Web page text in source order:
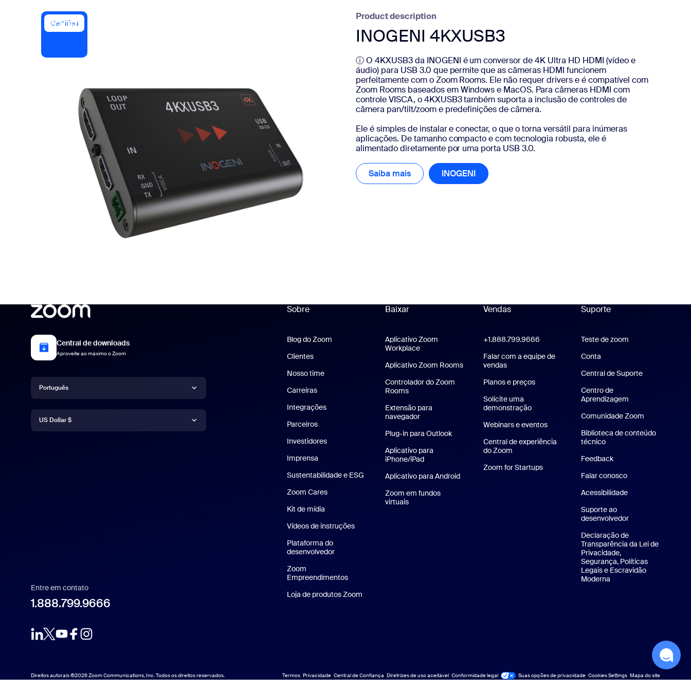
Central de downloads
Certified
Product description
INOGENI 4KXUSB3
ⓘ O 4KXUSB3 da INOGENI é um conversor de 4K Ultra HD HDMI (vídeo e
áudio) para USB 3.0 que permite que as câmeras HDMI funcionem
perfeitamente com o Zoom Rooms. Ele não requer drivers e é compatível com
Zoom Rooms baseados em Windows e MacOS. Para câmeras HDMI com
controle VISCA, o 4KXUSB3 também suporta a inclusão de controles de
câmera pan/tilt/zoom e predefinições de câmera.
Ele é simples de instalar e conectar, o que o torna versátil para inúmeras
aplicações. De tamanho compacto e com tecnologia robusta, ele é
alimentado diretamente por uma porta USB 3.0.
Saiba mais Saiba maisINOGENI INOGENI
Central de downloads
Aproveite ao máximo o Zoom
Idioma
Português
Deutsch
Moeda
US Dollar $
Entre em contato
1.888.799.9666
Sobre
Blog do Zoom
Clientes
Nosso time
Carreiras
Integrações
Parceiros
Investidores
Imprensa
Sustentabilidade e ESG Sustentabilidade e ESG
Zoom Cares
Kit de mídia
Vídeos de instruções
Plataforma do
desenvolvedor
Zoom
Empreendimentos
Loja de produtos Zoom
Baixar
Aplicativo Zoom
WorkplaceAplicativo Zoom Workplace
Aplicativo Zoom RoomsAplicativo Zoom Rooms
Controlador do Zoom
Rooms
Extensão para
navegador
Plug-in para Outlook
Aplicativo para
iPhone/iPadAplicativo para iPhone/iPad
Aplicativo para AndroidAplicativo para Android
Zoom em fundos
virtuaisPlanos de fundo virtuais da Zoom
Vendas
+1.888.799.9666 Clique para chamar
Falar com a equipe de
vendas
Planos e preçosPlanos e preços
Solicite uma
demonstraçãoSolicitar uma demonstração
Webinars e eventos
Central de experiência
do Zoom
Zoom for StartupsZoom for Startups
Suporte
Suporte
Teste de zoom
Conta
Central de Suporte
Centro de
Aprendizagem
Comunidade Zoom
Biblioteca de conteúdo
técnico
Feedback
Falar conosco
Acessibilidade
Suporte ao
desenvolvedor
Declaração de
Transparência da Lei de
Privacidade,
Segurança, Políticas
Legais e Escravidão
Moderna
Direitos autorais ©2026 Zoom Communications, Inc. Todos os direitos reservados. Termos Privacidade Central de Confiança Diretrizes de uso aceitável Conformidade legal
Jurídico e Conformidade Suas opções de privacidade Cookies Settings Mapa do site
Mapa do site